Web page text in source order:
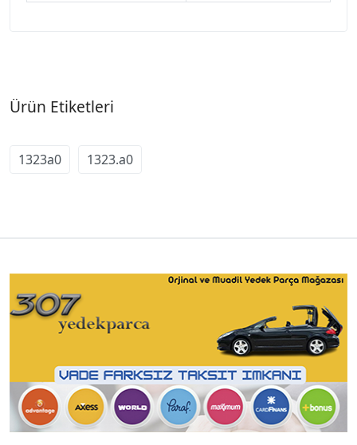
Ürün Etiketleri
1323a0 1323.a0